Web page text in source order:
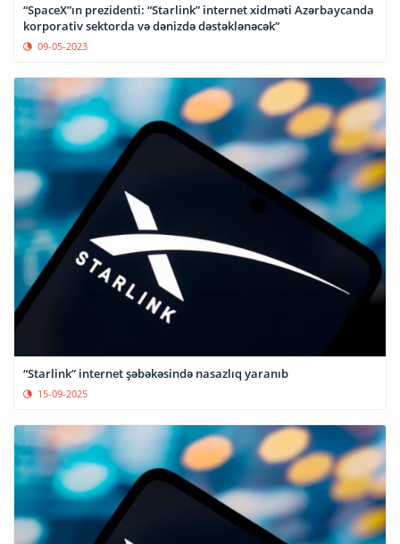
“SpaceX”ın prezidenti: “Starlink” internet xidməti Azərbaycanda
korporativ sektorda və dənizdə dəstəklənəcək”
09-05-2023
“Starlink” internet şəbəkəsində nasazlıq yaranıb
15-09-2025